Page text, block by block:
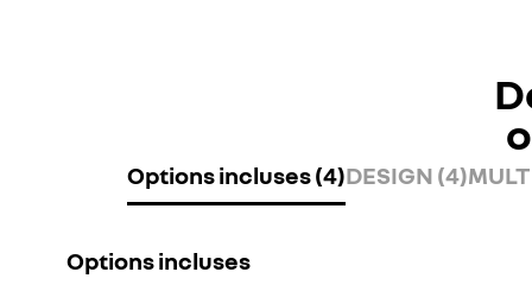
Options incluses (4)DESIGN (4)
Options incluses